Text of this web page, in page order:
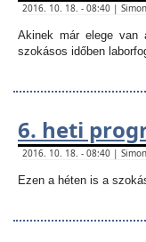
2016. 10. 18. - 08:40 |
Akinek már elege
szokásos időben
6. heti
2016. 10. 18. - 08:40 |
Ezen a héten is a